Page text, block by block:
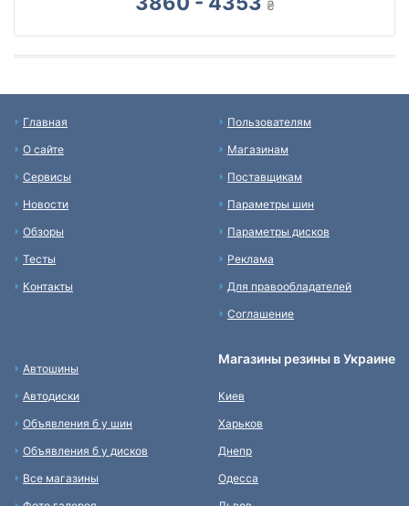
₴
Главная
О сайте
Сервисы
Новости
Обзоры
Тесты
Контакты
Пользователям
Магазинам
Поставщикам
Параметры шин
Параметры дисков
Реклама
Для правообладателей
Соглашение
Автошины
Автодиски
Объявления б у шин
Объявления б у дисков
Все магазины
Магазины резины в Украине
Киев
Харьков
Днепр
Одесса